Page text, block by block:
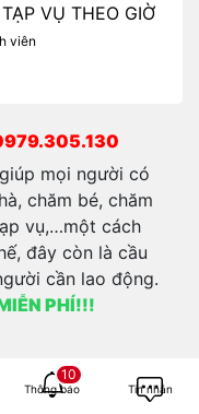
10
Thông báo Tin nhắn
VỤ THEO GIỜ
viên
mọi người có
chăm bé, chăm
vụ,…một cách
đây còn là cầu
cần lao động.
PHÍ!!!